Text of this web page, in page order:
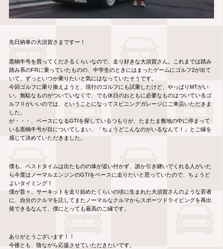
先日納車の大須賀さまですー！
黒蝸牛号を買ってくださるくらいなので、走り好きな大須賀さん。これまでは踏み
踏み系のFRに乗っていたものの、中学生のときにはまったゲームにゴルフ2が出て
いて、ずっといつか乗りたいと気にはなっていたそうです。
今回ゴルフに乗り換えようと、現行のゴルフにも試乗したけど、やっぱりMTがい
い。無駄なものがついていなくて、でも休日のおともに必要なものはついているゴ
ルフⅡがいいのでは、ということになってスピニングガレージにご来店いただきま
した。
が・・・、ベースになるGTIを探しているつもりが、たまたま敷地の中に停まって
いる黒蝸牛号が目についてしまい、「ちょうどこんなのがいるなんて！」とご縁を
感じて決めていただきました。
僕も、ベストタイムは出たものの体が追い付かず、誰か引き継いでくれる人がいた
ら今度はノーマルエンジンのGTIをベースに走りたいと思っていたので、ちょうど
よいタイミング！
僕が昔々、サーキットを走り始めたくらいの頃に生まれた大須賀さんのような若者
に、自分のクルマを託してまたノーマルなクルマからスポーツドライビングを再出
発できるなんて、僕にとっても最高のご縁です。
ありがとうございます！！
今後とも、陰ながら応援させていただきたいです。